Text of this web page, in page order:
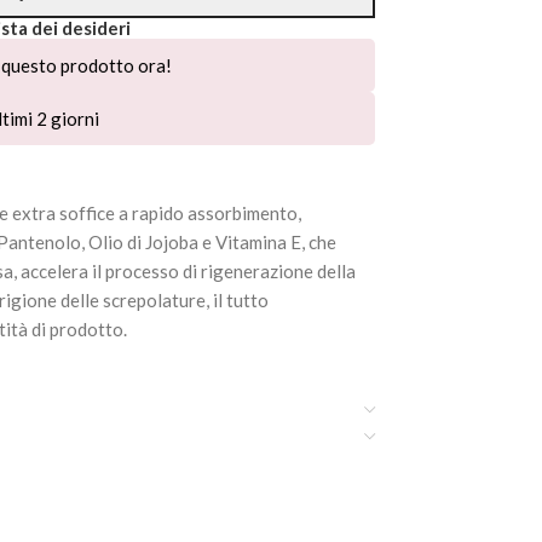
dei desideri
prodotto ora!
2 giorni
extra soffice a rapido assorbimento,
Olio di Jojoba e Vitamina E, che
accelera il processo di rigenerazione della
delle screpolature, il tutto
di prodotto.